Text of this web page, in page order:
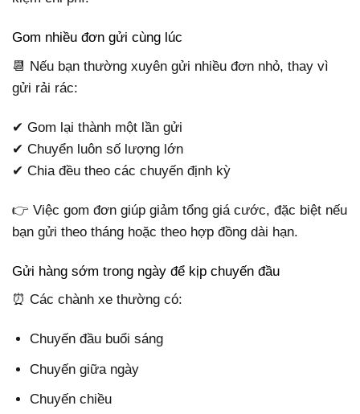
Gom nhiều đơn gửi cùng lúc
📆 Nếu bạn thường xuyên gửi nhiều đơn nhỏ, thay vì
gửi rải rác:
✔ Gom lại thành một lần gửi
✔ Chuyển luôn số lượng lớn
✔ Chia đều theo các chuyến định kỳ
👉 Việc gom đơn giúp giảm tổng giá cước, đặc biệt nếu
bạn gửi theo tháng hoặc theo hợp đồng dài hạn.
Gửi hàng sớm trong ngày để kịp chuyến đầu
⏰ Các chành xe thường có:
Chuyến đầu buổi sáng
Chuyến giữa ngày
Chuyến chiều